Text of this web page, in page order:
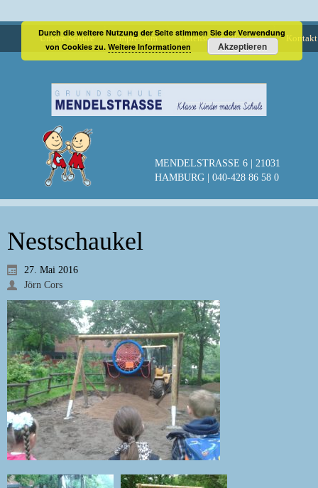
Unsere Schule Impressum Datenschutzerklärung Kontakt
MENDELSTRASSE 6 | 21031
HAMBURG | 040-428 86 58 0
Nestschaukel
27. Mai 2016
Jörn Cors
Durch die weitere Nutzung der Seite stimmen Sie der Verwendung
von Cookies zu. Weitere Informationen Akzeptieren